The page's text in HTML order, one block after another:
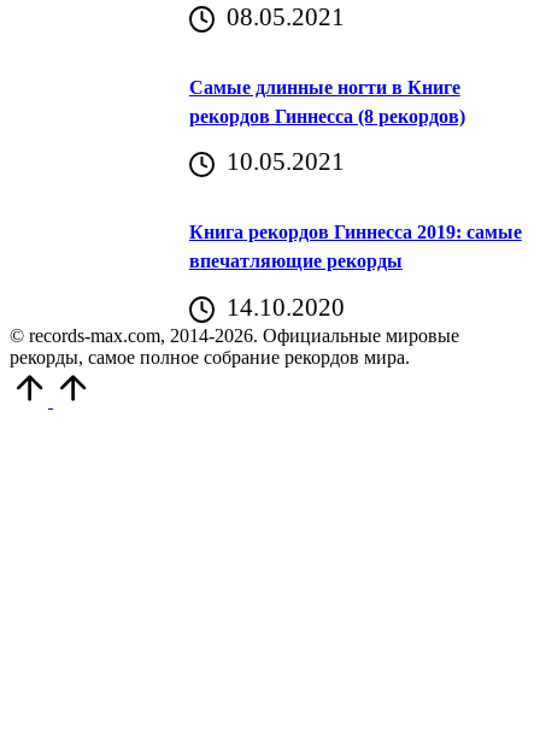
08.05.2021
Самые длинные ногти в Книге
рекордов Гиннесса (8 рекордов)
10.05.2021
Книга рекордов Гиннесса 2019: самые
впечатляющие рекорды
14.10.2020
© records-max.com, 2014-2026. Официальные мировые
рекорды, самое полное собрание рекордов мира.